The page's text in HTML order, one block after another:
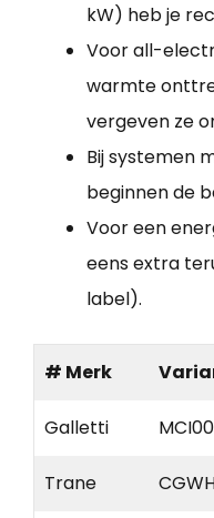
kW) heb je
Voor all-
warmte
vergeven ze
Bij systemen
beginnen de
Voor een
eens extra
label).
# Merk
Galletti
Trane